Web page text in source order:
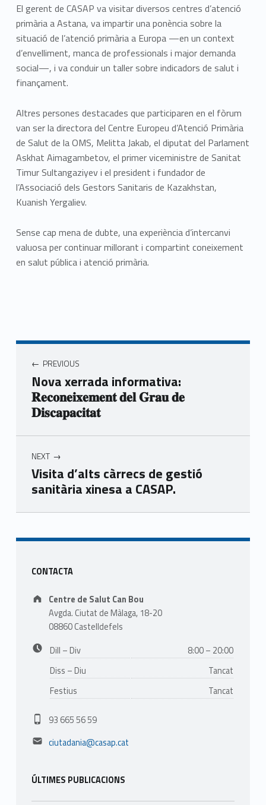
El gerent de CASAP va visitar diversos centres d’atenció
primària a Astana, va impartir una ponència sobre la
situació de l’atenció primària a Europa —en un context
d’envelliment, manca de professionals i major demanda
social—, i va conduir un taller sobre indicadors de salut i
finançament.
Altres persones destacades que participaren en el fòrum
van ser la directora del Centre Europeu d’Atenció Primària
de Salut de la OMS, Melitta Jakab, el diputat del Parlament
Askhat Aimagambetov, el primer viceministre de Sanitat
Timur Sultangaziyev i el president i fundador de
l’Associació dels Gestors Sanitaris de Kazakhstan,
Kuanish Yergaliev.
Sense cap mena de dubte, una experiència d’intercanvi
valuosa per continuar millorant i compartint coneixement
en salut pública i atenció primària.
Navegació d'entrades
PREVIOUS
Nova xerrada informativa:
𝐑𝐞𝐜𝐨𝐧𝐞𝐢𝐱𝐞𝐦𝐞𝐧𝐭 𝐝𝐞𝐥 𝐆𝐫𝐚𝐮 𝐝𝐞
𝐃𝐢𝐬𝐜𝐚𝐩𝐚𝐜𝐢𝐭𝐚𝐭
NEXT
Visita d’alts càrrecs de gestió
sanitària xinesa a CASAP.
Skip back to main navigation
Sidebar
CONTACTA
Address:
Centre de Salut Can Bou
Avgda. Ciutat de Màlaga, 18-20
08860 Castelldefels
Dill – Div
8:00 – 20:00
Diss – Diu
Tancat
Festius
Tancat
Phone number:
93 665 56 59
Email address:
ciutadania@casap.cat
ÚLTIMES PUBLICACIONS